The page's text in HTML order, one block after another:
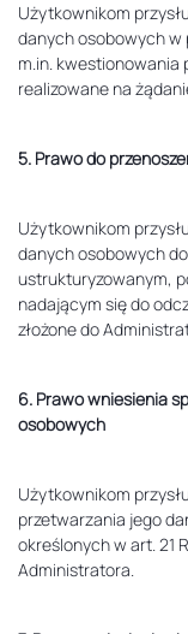
Użytkownikom
danych osobowych w
m.in. kwestionowania
realizowane na
5. Prawo do
Użytkownikom
danych osobowych
ustrukturyzowanym,
nadającym się do
złożone do
6. Prawo wniesienia
osobowych
Użytkownikom
przetwarzania jego
określonych w art. 21
Administratora.